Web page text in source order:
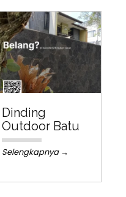
Dinding
Outdoor Batu
Selengkapnya →